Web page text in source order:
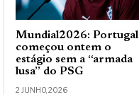
Mundial2026: Portugal
começou ontem o
estágio sem a “armada
lusa” do PSG
2 JUNHO, 2026